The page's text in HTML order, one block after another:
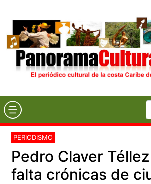
PERIODISMO
Pedro Claver
falta crónicas de